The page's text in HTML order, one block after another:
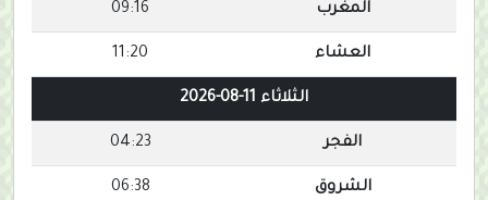
المغرب 09:16
العشاء 11:20
الثلاثاء 11-08-2026
الفجر 04:23
الشروق 06:38